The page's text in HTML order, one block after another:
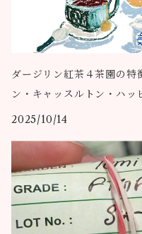
ダージリン紅茶４茶園の特
ン・キャッスルトン・ハッ
2025/10/14